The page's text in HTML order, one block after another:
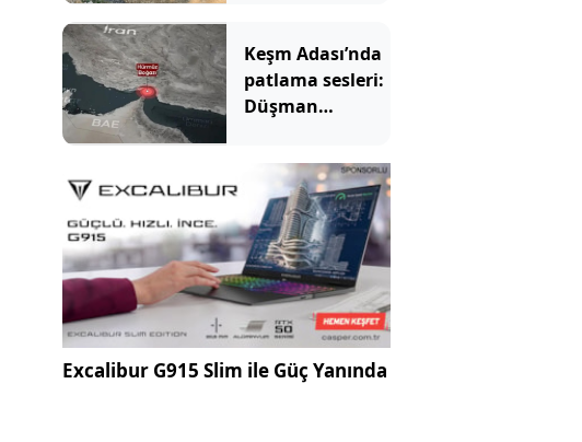
fark etmemiş
Keşm Adası’nda
patlama sesleri:
Düşman
saldırdık
Excalibur G915 Slim ile Güç Yanında